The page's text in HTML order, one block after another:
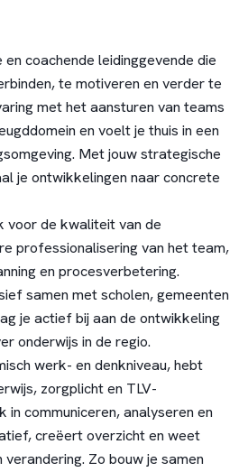
coachende leidinggevende die
te motiveren en verder te
met het aansturen van teams
en voelt je thuis in een
Met jouw strategische
je ontwikkelingen naar concrete
voor de kwaliteit van de
professionalisering van het team,
en procesverbetering.
samen met scholen, gemeenten
je actief bij aan de ontwikkeling
onderwijs in de regio.
werk- en denkniveau, hebt
zorgplicht en TLV-
communiceren, analyseren en
creëert overzicht en weet
Zo bouw je samen